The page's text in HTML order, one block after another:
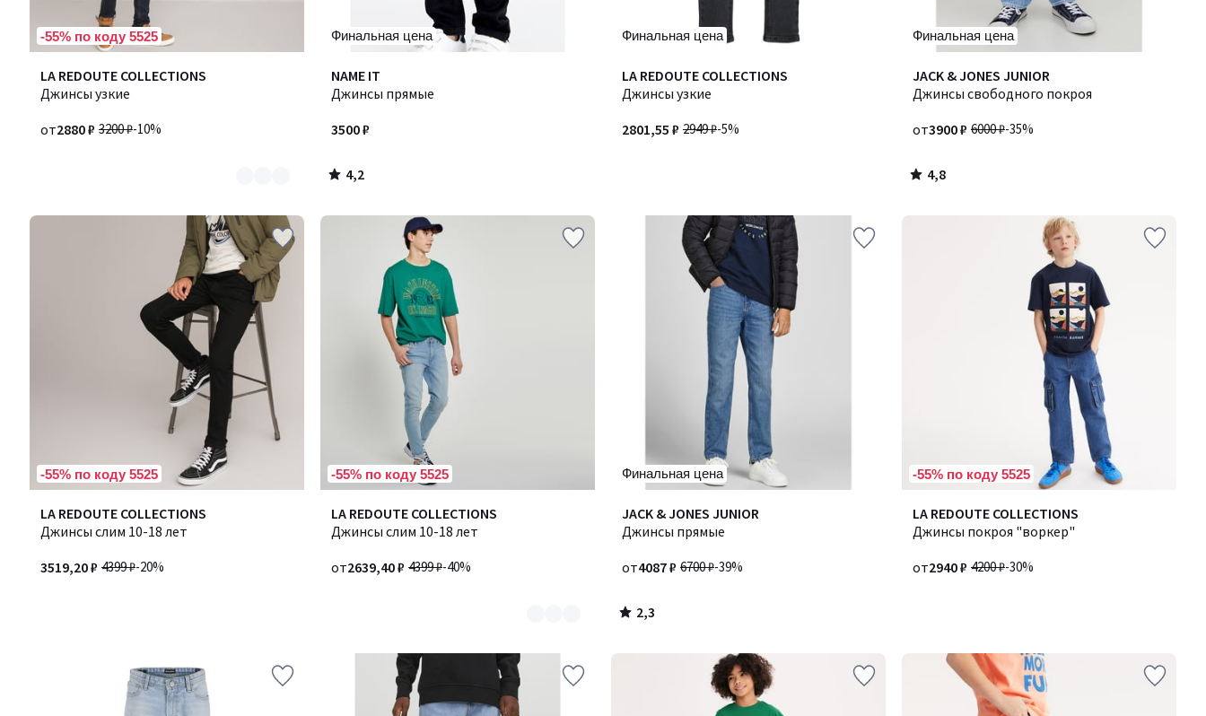
-55% по коду 5525
LA REDOUTE COLLECTIONS
Джинсы узкие
3200 ₽-10%
от2880 ₽
Количество
цветов:
Финальная цена
NAME IT
Джинсы прямые
3500 ₽
4,2
/ 5
4,2
/
Финальная цена
LA REDOUTE COLLECTIONS
Джинсы узкие
2949 ₽-5%
2801,55 ₽
Финальная цена
JACK & JONES JUNIOR
Джинсы свободного покроя
6000 ₽-35%
от3900 ₽
4,8
/ 5
4,8
/
-55% по коду 5525
LA REDOUTE COLLECTIONS
Джинсы слим 10-18 лет
4399 ₽-20%
3519,20 ₽
-55% по коду 5525
LA REDOUTE COLLECTIONS
Джинсы слим 10-18 лет
4399 ₽-40%
от2639,40 ₽
Количество
цветов:
Финальная цена
JACK & JONES JUNIOR
Джинсы прямые
6700 ₽-39%
от4087 ₽
2,3
/ 5
2,3
/
-55% по коду 5525
LA REDOUTE COLLECTIONS
Джинсы покроя "воркер"
4200 ₽-30%
от2940 ₽